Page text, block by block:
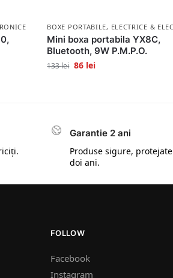
BOXE PORTABILE, ELECTRICE &
Mini boxa portabila YX8C,
Bluetooth, 9W P.M.P.O.
133lei 86 lei
Garantie 2 ani
Produse sigure,
doi ani.
FOLLOW
Facebook
Instagram